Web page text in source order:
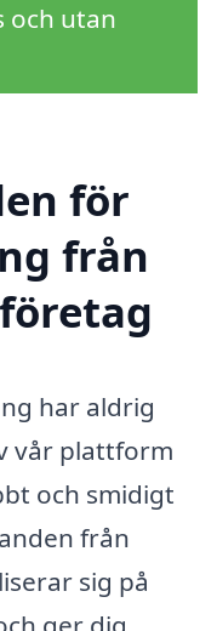
och utan
för
från
har aldrig
vår plattform
och smidigt
från
sig på